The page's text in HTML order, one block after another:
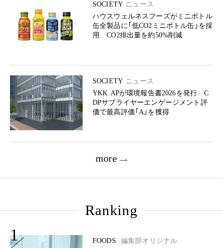
SOCIETY ニュース
ハウスウェルネスフーズがミニボトル
缶全製品に「低CO2ミニボトル缶」を採
用 CO2排出量を約50%削減
SOCIETY ニュース
YKK APが環境報告書2026を発行 C
DPサプライヤーエンゲージメント評
価で最高評価「A」を獲得
more
Ranking
1 FOODS
編集部オリジナル